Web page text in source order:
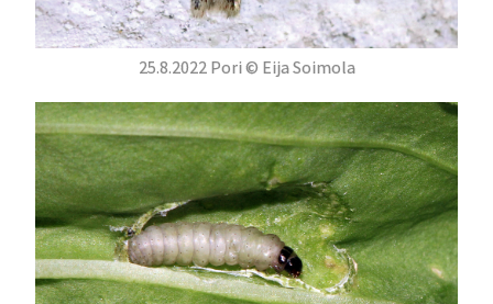
25.8.2022 Pori © Eija Soimola